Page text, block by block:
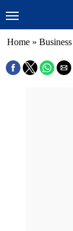
Home » Business